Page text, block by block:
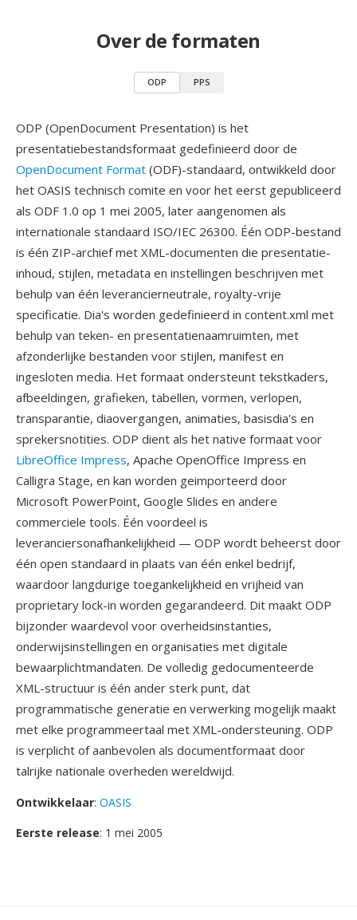
Over de formaten
ODP PPS
ODP (OpenDocument Presentation) is het
presentatiebestandsformaat gedefinieerd door de
OpenDocument Format (ODF)-standaard, ontwikkeld door
het OASIS technisch comite en voor het eerst gepubliceerd
als ODF 1.0 op 1 mei 2005, later aangenomen als
internationale standaard ISO/IEC 26300. Één ODP-bestand
is één ZIP-archief met XML-documenten die presentatie-
inhoud, stijlen, metadata en instellingen beschrijven met
behulp van één leverancierneutrale, royalty-vrije
specificatie. Dia's worden gedefinieerd in content.xml met
behulp van teken- en presentatienaamruimten, met
afzonderlijke bestanden voor stijlen, manifest en
ingesloten media. Het formaat ondersteunt tekstkaders,
afbeeldingen, grafieken, tabellen, vormen, verlopen,
transparantie, diaovergangen, animaties, basisdia's en
sprekersnotities. ODP dient als het native formaat voor
LibreOffice Impress, Apache OpenOffice Impress en
Calligra Stage, en kan worden geimporteerd door
Microsoft PowerPoint, Google Slides en andere
commerciele tools. Één voordeel is
leveranciersonafhankelijkheid — ODP wordt beheerst door
één open standaard in plaats van één enkel bedrijf,
waardoor langdurige toegankelijkheid en vrijheid van
proprietary lock-in worden gegarandeerd. Dit maakt ODP
bijzonder waardevol voor overheidsinstanties,
onderwijsinstellingen en organisaties met digitale
bewaarplichtmandaten. De volledig gedocumenteerde
XML-structuur is één ander sterk punt, dat
programmatische generatie en verwerking mogelijk maakt
met elke programmeertaal met XML-ondersteuning. ODP
is verplicht of aanbevolen als documentformaat door
talrijke nationale overheden wereldwijd.
Ontwikkelaar: OASIS
Eerste release: 1 mei 2005